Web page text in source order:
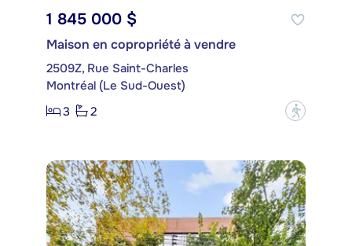
1 845 000 $
Maison en copropriété à vendre
2509Z, Rue Saint-Charles
Montréal (Le Sud-Ouest)
3
2 ?